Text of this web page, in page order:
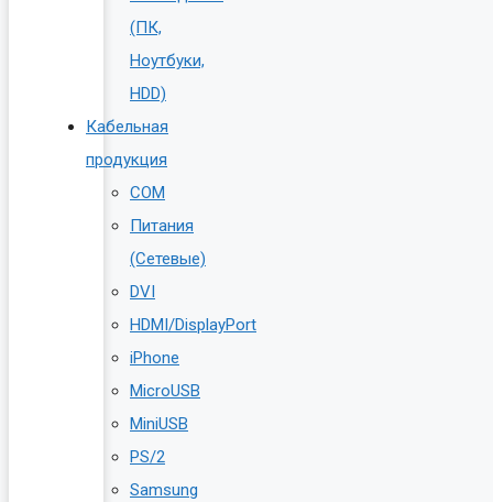
(ПК,
Ноутбуки,
HDD)
Кабельная
продукция
COM
Питания
(Сетевые)
DVI
HDMI/DisplayPort
iPhone
MicroUSB
MiniUSB
PS/2
Samsung